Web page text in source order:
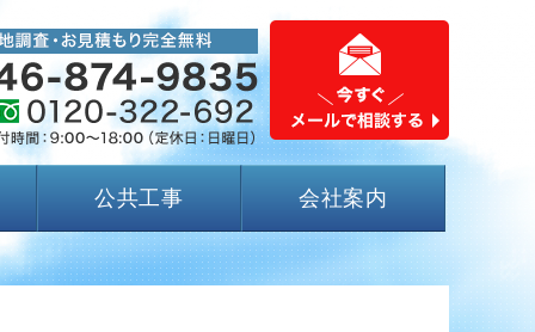
公共工事 会社案内